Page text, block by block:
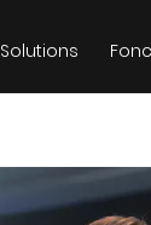
Solutions